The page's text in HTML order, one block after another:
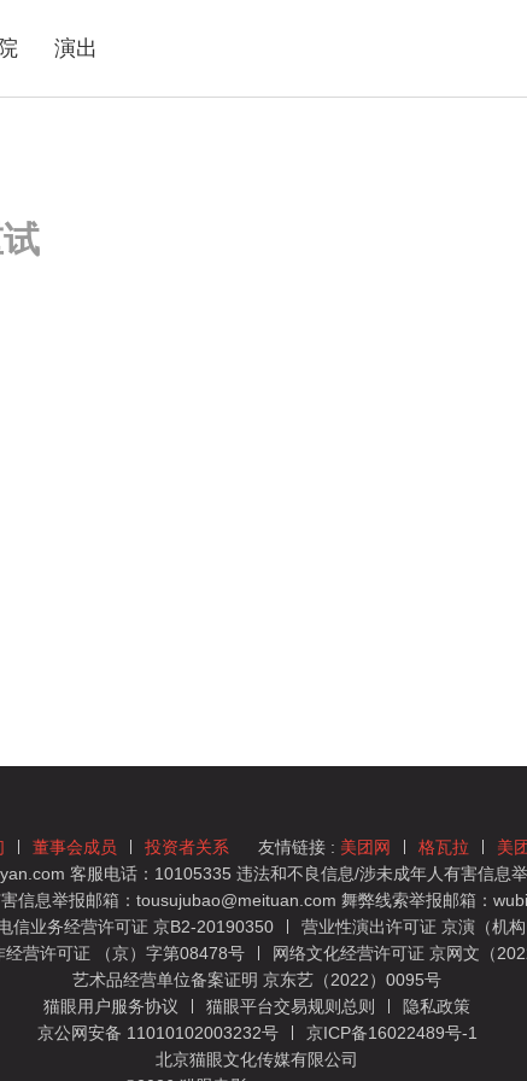
演出
董事会成员 投资者关系 友情链接 : 美团网 格瓦拉 美
客服电话：10105335 违法和不良信息/涉未成年人有害信息
信息举报邮箱：tousujubao@meituan.com 舞弊线索举报邮箱：
信业务经营许可证 京B2-20190350
营业性演出许可证 京演（机
经营许可证 （京）字第08478号
网络文化经营许可证 京网文（
艺术品经营单位备案证明 京东艺（2022）0095号
猫眼用户服务协议
猫眼平台交易规则总则
隐私政策
京公网安备 11010102003232号
京ICP备16022489号-1
北京猫眼文化传媒有限公司